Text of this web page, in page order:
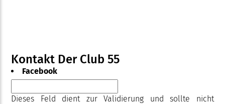
Kontakt Der Club 55
Facebook
Dieses Feld dient zur Validierung und sollte nicht